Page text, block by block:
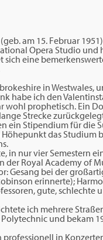
(geb. am 15. Februar
Opera Studio
sich eine
in Westwales,
habe ich den
wohl prophetisch. Ein
Strecke
ein Stipendium für
das Studium
in nur vier Semestern
der Royal Academy of
Gesang bei der
erinnerte);
gute,
ich mehrere
und bekam
professionell in